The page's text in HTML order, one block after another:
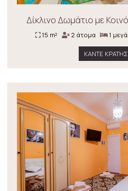
Δίκλινο Δωμάτιο με
15 m² 2 άτομα 1
ΚΆΝΤΕ